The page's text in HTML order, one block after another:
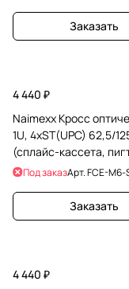
Заказать
4 440 ₽
Naimexx Кросс
1U, 4хST(UPC) 62,5/
(сплайс-кассета,
КДЗС)
Под заказАрт.FCE-M6-
Заказать
4 440 ₽